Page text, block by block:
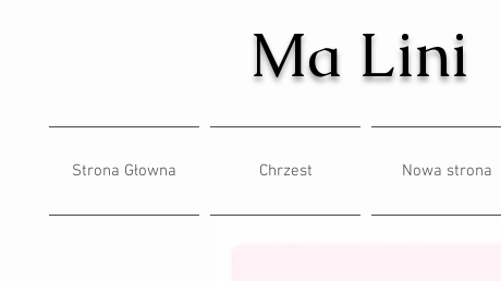
Ma Lini
Strona Głowna Chrzest Nowa strona